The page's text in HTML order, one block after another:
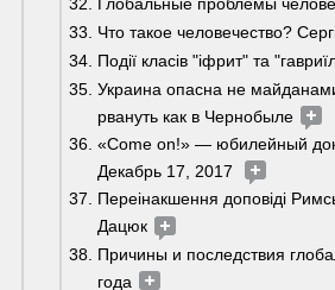
Что такое человечество?
Події класів "іфрит" та
Украина опасна не
рвануть как в Чернобыле
«Come on!» — юбилейный
Декабрь 17, 2017
Переінакшення доповіді
Дацюк
Причины и последствия
года